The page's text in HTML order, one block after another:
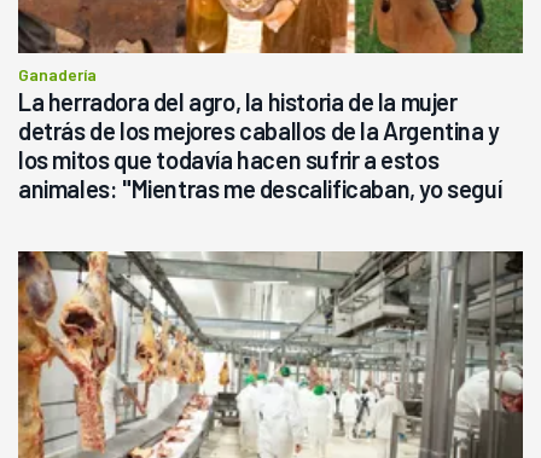
Ganadería
La herradora del agro, la historia de la mujer
detrás de los mejores caballos de la Argentina y
los mitos que todavía hacen sufrir a estos
animales: "Mientras me descalificaban, yo seguí